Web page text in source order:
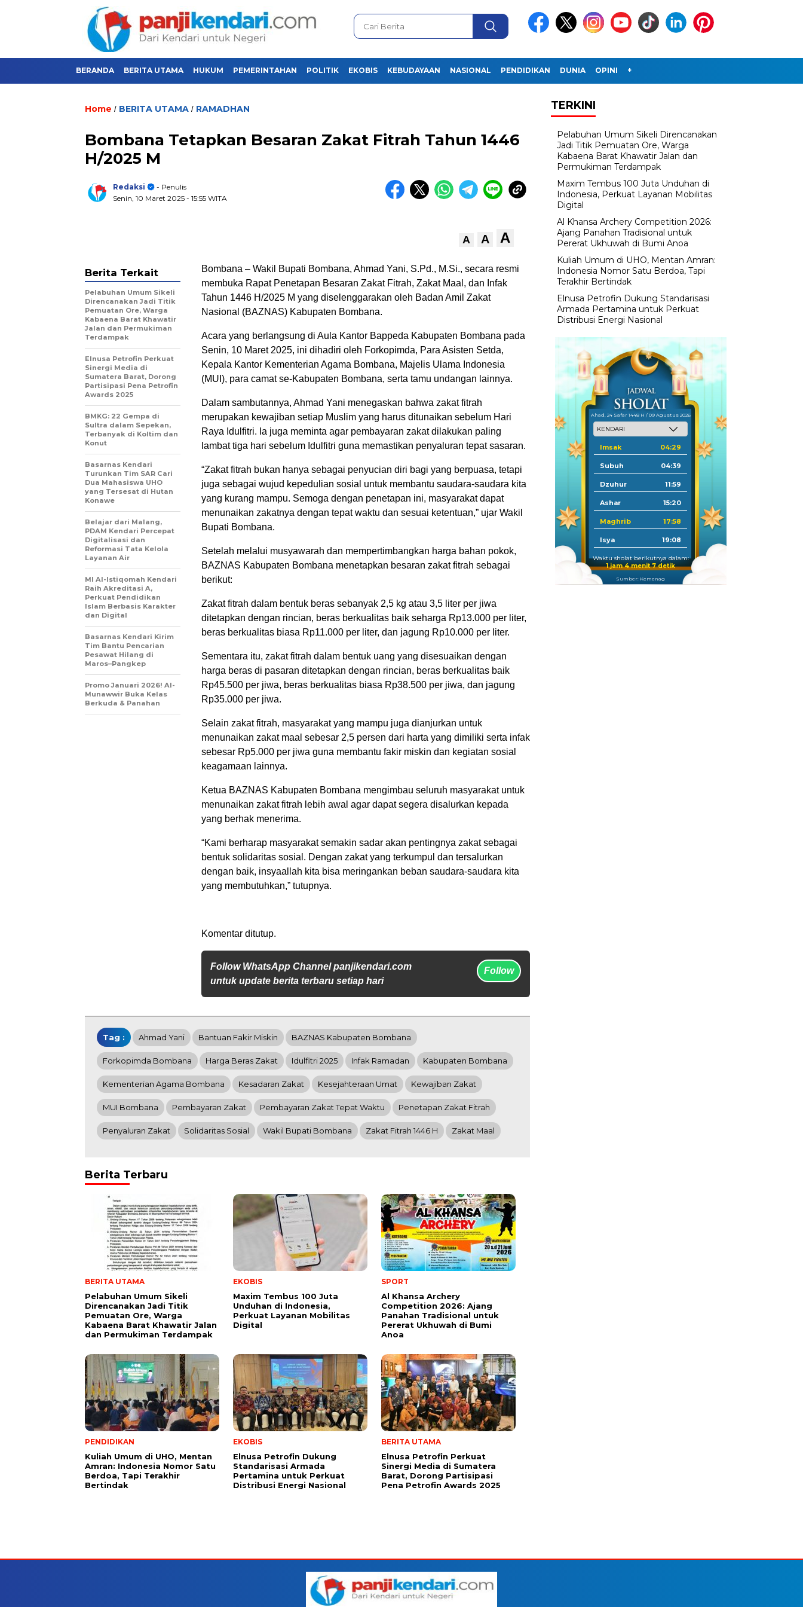
BERANDA BERITA UTAMA HUKUM PEMERINTAHAN POLITIK EKOBIS KEBUDAYAAN NASIONAL PENDIDIKAN DUNIA OPINI +
Home / BERITA UTAMA / RAMADHAN
Bombana Tetapkan Besaran Zakat Fitrah Tahun 1446
H/2025 M
Redaksi
- Penulis
Senin, 10 Maret 2025 - 15:55 WITA
A A A
Bombana – Wakil Bupati Bombana, Ahmad Yani, S.Pd., M.Si., secara resmi
membuka Rapat Penetapan Besaran Zakat Fitrah, Zakat Maal, dan Infak
Tahun 1446 H/2025 M yang diselenggarakan oleh Badan Amil Zakat
Nasional (BAZNAS) Kabupaten Bombana.
Acara yang berlangsung di Aula Kantor Bappeda Kabupaten Bombana pada
Senin, 10 Maret 2025, ini dihadiri oleh Forkopimda, Para Asisten Setda,
Kepala Kantor Kementerian Agama Bombana, Majelis Ulama Indonesia
(MUI), para camat se-Kabupaten Bombana, serta tamu undangan lainnya.
Dalam sambutannya, Ahmad Yani menegaskan bahwa zakat fitrah
merupakan kewajiban setiap Muslim yang harus ditunaikan sebelum Hari
Raya Idulfitri. Ia juga meminta agar pembayaran zakat dilakukan paling
lambat tiga hari sebelum Idulfitri guna memastikan penyaluran tepat sasaran.
“Zakat fitrah bukan hanya sebagai penyucian diri bagi yang berpuasa, tetapi
juga sebagai wujud kepedulian sosial untuk membantu saudara-saudara kita
yang kurang mampu. Semoga dengan penetapan ini, masyarakat dapat
menunaikan zakatnya dengan tepat waktu dan sesuai ketentuan,” ujar Wakil
Bupati Bombana.
Setelah melalui musyawarah dan mempertimbangkan harga bahan pokok,
BAZNAS Kabupaten Bombana menetapkan besaran zakat fitrah sebagai
berikut:
Zakat fitrah dalam bentuk beras sebanyak 2,5 kg atau 3,5 liter per jiwa
ditetapkan dengan rincian, beras berkualitas baik seharga Rp13.000 per liter,
beras berkualitas biasa Rp11.000 per liter, dan jagung Rp10.000 per liter.
Sementara itu, zakat fitrah dalam bentuk uang yang disesuaikan dengan
harga beras di pasaran ditetapkan dengan rincian, beras berkualitas baik
Rp45.500 per jiwa, beras berkualitas biasa Rp38.500 per jiwa, dan jagung
Rp35.000 per jiwa.
Selain zakat fitrah, masyarakat yang mampu juga dianjurkan untuk
menunaikan zakat maal sebesar 2,5 persen dari harta yang dimiliki serta infak
sebesar Rp5.000 per jiwa guna membantu fakir miskin dan kegiatan sosial
keagamaan lainnya.
Ketua BAZNAS Kabupaten Bombana mengimbau seluruh masyarakat untuk
menunaikan zakat fitrah lebih awal agar dapat segera disalurkan kepada
yang berhak menerima.
“Kami berharap masyarakat semakin sadar akan pentingnya zakat sebagai
bentuk solidaritas sosial. Dengan zakat yang terkumpul dan tersalurkan
dengan baik, insyaallah kita bisa meringankan beban saudara-saudara kita
yang membutuhkan,” tutupnya.
Komentar ditutup.
Follow WhatsApp Channel panjikendari.com
untuk update berita terbaru setiap hari
Follow
Berita Terkait
Pelabuhan Umum Sikeli
Direncanakan Jadi Titik
Pemuatan Ore, Warga
Kabaena Barat Khawatir
Jalan dan Permukiman
Terdampak
Elnusa Petrofin Perkuat
Sinergi Media di
Sumatera Barat, Dorong
Partisipasi Pena Petrofin
Awards 2025
BMKG: 22 Gempa di
Sultra dalam Sepekan,
Terbanyak di Koltim dan
Konut
Basarnas Kendari
Turunkan Tim SAR Cari
Dua Mahasiswa UHO
yang Tersesat di Hutan
Konawe
Belajar dari Malang,
PDAM Kendari Percepat
Digitalisasi dan
Reformasi Tata Kelola
Layanan Air
MI Al-Istiqomah Kendari
Raih Akreditasi A,
Perkuat Pendidikan
Islam Berbasis Karakter
dan Digital
Basarnas Kendari Kirim
Tim Bantu Pencarian
Pesawat Hilang di
Maros–Pangkep
Promo Januari 2026! Al-
Munawwir Buka Kelas
Berkuda & Panahan
Tag : Ahmad Yani Bantuan Fakir Miskin BAZNAS Kabupaten Bombana
Forkopimda Bombana Harga Beras Zakat Idulfitri 2025 Infak Ramadan Kabupaten Bombana
Kementerian Agama Bombana Kesadaran Zakat Kesejahteraan Umat Kewajiban Zakat
MUI Bombana Pembayaran Zakat Pembayaran Zakat Tepat Waktu Penetapan Zakat Fitrah
Penyaluran Zakat Solidaritas Sosial Wakil Bupati Bombana Zakat Fitrah 1446 H Zakat Maal
Berita Terbaru
BERITA UTAMA
Pelabuhan Umum Sikeli
Direncanakan Jadi Titik
Pemuatan Ore, Warga
Kabaena Barat Khawatir Jalan
dan Permukiman Terdampak
EKOBIS
Maxim Tembus 100 Juta
Unduhan di Indonesia,
Perkuat Layanan Mobilitas
Digital
SPORT
Al Khansa Archery
Competition 2026: Ajang
Panahan Tradisional untuk
Pererat Ukhuwah di Bumi
Anoa
PENDIDIKAN
Kuliah Umum di UHO, Mentan
Amran: Indonesia Nomor Satu
Berdoa, Tapi Terakhir
Bertindak
EKOBIS
Elnusa Petrofin Dukung
Standarisasi Armada
Pertamina untuk Perkuat
Distribusi Energi Nasional
BERITA UTAMA
Elnusa Petrofin Perkuat
Sinergi Media di Sumatera
Barat, Dorong Partisipasi
Pena Petrofin Awards 2025
TERKINI
Pelabuhan Umum Sikeli Direncanakan
Jadi Titik Pemuatan Ore, Warga
Kabaena Barat Khawatir Jalan dan
Permukiman Terdampak
Maxim Tembus 100 Juta Unduhan di
Indonesia, Perkuat Layanan Mobilitas
Digital
Al Khansa Archery Competition 2026:
Ajang Panahan Tradisional untuk
Pererat Ukhuwah di Bumi Anoa
Kuliah Umum di UHO, Mentan Amran:
Indonesia Nomor Satu Berdoa, Tapi
Terakhir Bertindak
Elnusa Petrofin Dukung Standarisasi
Armada Pertamina untuk Perkuat
Distribusi Energi Nasional
Ahad, 24 Safar 1448 H / 09 Agustus 2026
Imsak 04:29
Subuh 04:39
Dzuhur 11:59
Ashar 15:20
Maghrib 17:58
Isya 19:08
Waktu sholat berikutnya dalam:
1 jam 4 menit 6 detik
Sumber: Kemenag